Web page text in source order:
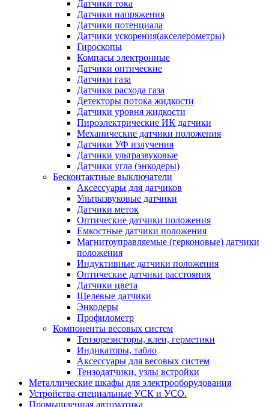
Датчики тока
Датчики напряжения
Датчики потенциала
Датчики ускорения(акселерометры)
Гироскопы
Компасы электронные
Датчики оптические
Датчики газа
Датчики расхода газа
Детекторы потока жидкости
Датчики уровня жидкости
Пироэлектрические ИК датчики
Механические датчики положения
Датчики УФ излучения
Датчики ультразвуковые
Датчики угла (энкодеры)
Бесконтактные выключатели
Аксессуары для датчиков
Ультразвуковые датчики
Датчики меток
Оптические датчики положения
Емкостные датчики положения
Магнитоуправляемые (герконовые) датчики
положения
Индуктивные датчики положения
Оптические датчики расстояния
Датчики цвета
Щелевые датчики
Энкодеры
Профилометр
Компоненты весовых систем
Тензорезисторы, клеи, герметики
Индикаторы, табло
Аксессуары для весовых систем
Тензодатчики, узлы встройки
Металлические шкафы для электрооборудования
Устройства специальные УСК и УСО.
Промышленная автоматика